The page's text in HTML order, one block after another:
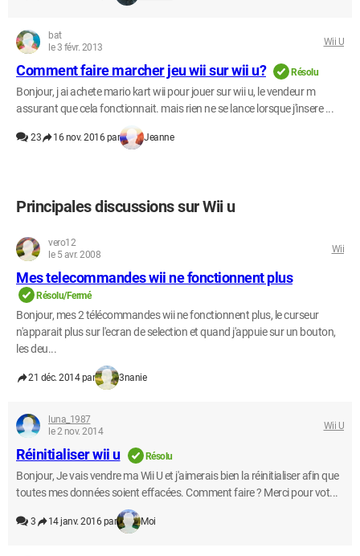
bat
le 3 févr. 2013
Wii U
Comment faire marcher jeu wii sur wii u? Résolu
Bonjour, j ai achete mario kart wii pour jouer sur wii u, le vendeur m
assurant que cela fonctionnait. mais rien ne se lance lorsque j'insere ...
23 16 nov. 2016 par Jeanne
Principales discussions sur Wii u
vero12
le 5 avr. 2008
Wii
Mes telecommandes wii ne fonctionnent plus
Résolu/Fermé
Bonjour, mes 2 télécommandes wii ne fonctionnent plus, le curseur
n'apparait plus sur l'ecran de selection et quand j'appuie sur un bouton,
les deu...
21 déc. 2014 par 3nanie
luna_1987
le 2 nov. 2014
Wii U
Réinitialiser wii u Résolu
Bonjour, Je vais vendre ma Wii U et j'aimerais bien la réinitialiser afin que
toutes mes données soient effacées. Comment faire ? Merci pour vot...
3 14 janv. 2016 par Moi